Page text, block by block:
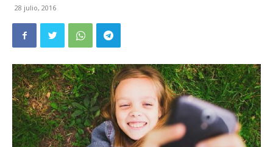
28 julio, 2016